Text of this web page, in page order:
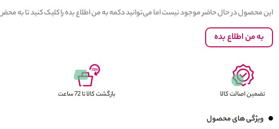
این محصول در حال حاضر موجود نیست اما می‌توانید دکمه به من اطلاع بده را کلیک کنید تا به
به من اطلاع بده
تضمین اصالت کالا بازگشت کالا تا 72 ساعت
ویژگی های محصول